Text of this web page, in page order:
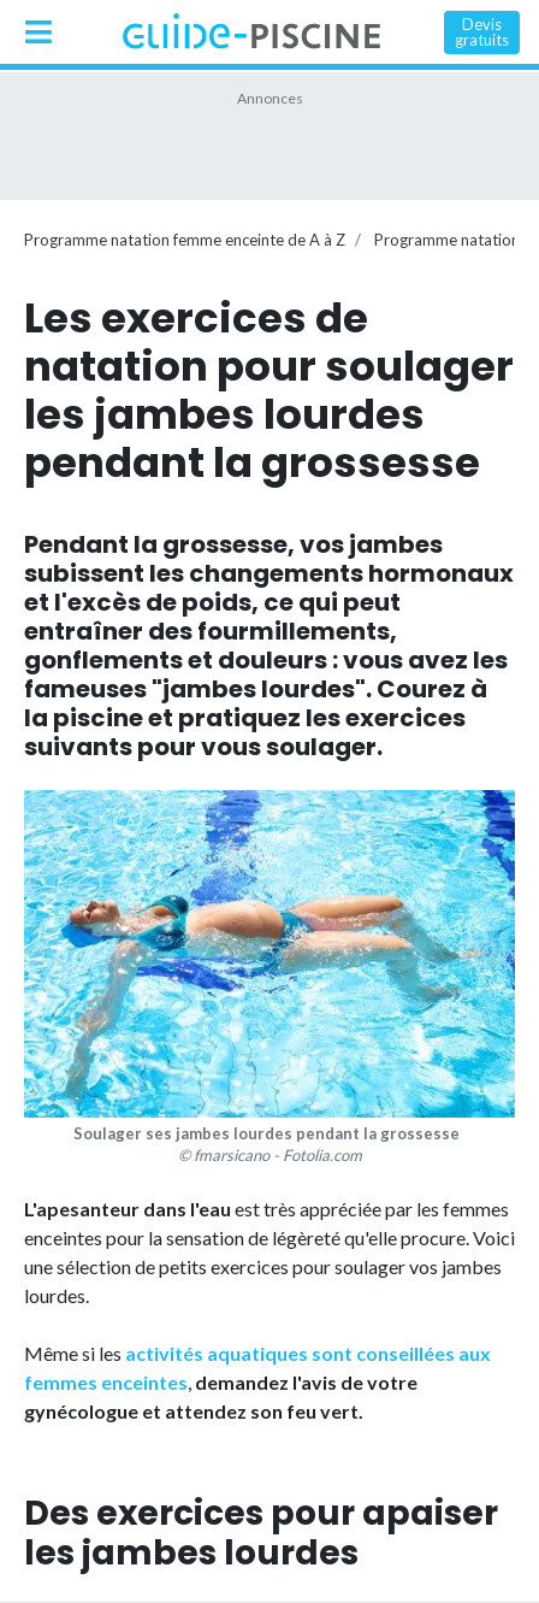
Devis
gratuits
Programme natation femme enceinte de A à Z Programme natation
Les exercices de
natation pour soulager
les jambes lourdes
pendant la grossesse
Pendant la grossesse, vos jambes
subissent les changements hormonaux
et l'excès de poids, ce qui peut
entraîner des fourmillements,
gonflements et douleurs : vous avez les
fameuses "jambes lourdes". Courez à
la piscine et pratiquez les exercices
suivants pour vous soulager.
Soulager ses jambes lourdes pendant la grossesse
© fmarsicano - Fotolia.com
L'apesanteur dans l'eau est très appréciée par les femmes
enceintes pour la sensation de légèreté qu'elle procure. Voici
une sélection de petits exercices pour soulager vos jambes
lourdes.
Même si les activités aquatiques sont conseillées aux
femmes enceintes, demandez l'avis de votre
gynécologue et attendez son feu vert.
Des exercices pour apaiser
les jambes lourdes